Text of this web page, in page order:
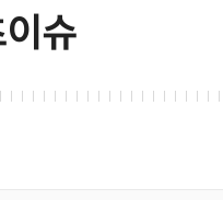
슈